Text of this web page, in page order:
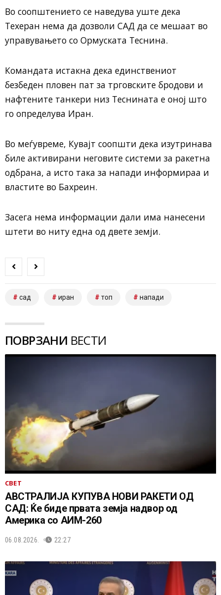
Во соопштението се наведува уште дека
Техеран нема да дозволи САД да се мешаат во
управувањето со Ормуската Теснина.
Командата истакна дека единствениот
безбеден пловен пат за трговските бродови и
нафтените танкери низ Теснината е оној што
го определува Иран.
Во меѓувреме, Кувајт соопшти дека изутринава
биле активирани неговите системи за ракетна
одбрана, а исто така за напади информираа и
властите во Бахреин.
Засега нема информации дали има нанесени
штети во ниту една од двете земји.
сад иран топ напади
ПОВРЗАНИ ВЕСТИ
СВЕТ
АВСТРАЛИЈА КУПУВА НОВИ РАКЕТИ ОД
САД: Ќе биде првата земја надвор од
Америка со АИМ-260
06.08.2026. 22:27